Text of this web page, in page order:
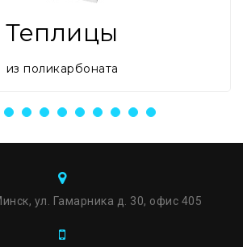
Теплицы
из поликарбоната
ул. Гамарника д. 30, офис 405